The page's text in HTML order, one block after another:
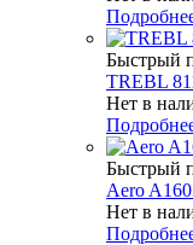
Быстрый
TREBL
Нет в
Быстрый
Aero
Нет в